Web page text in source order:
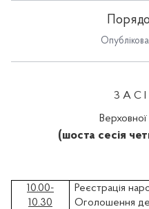
З А С
(шоста сесія
10.00-
10.30
Реєстрація
Оголошення